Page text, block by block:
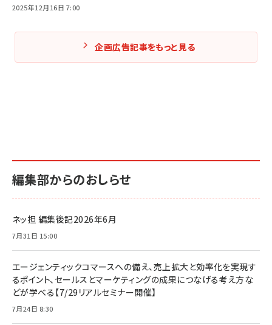
2025年12月16日 7:00
企画広告記事をもっと見る
編集部からのおしらせ
ネッ担 編集後記2026年6月
7月31日 15:00
エージェンティックコマースへの備え、売上拡大と効率化を実現す
るポイント、セールスとマーケティングの成果につなげる考え方な
どが学べる【7/29リアルセミナー開催】
7月24日 8:30